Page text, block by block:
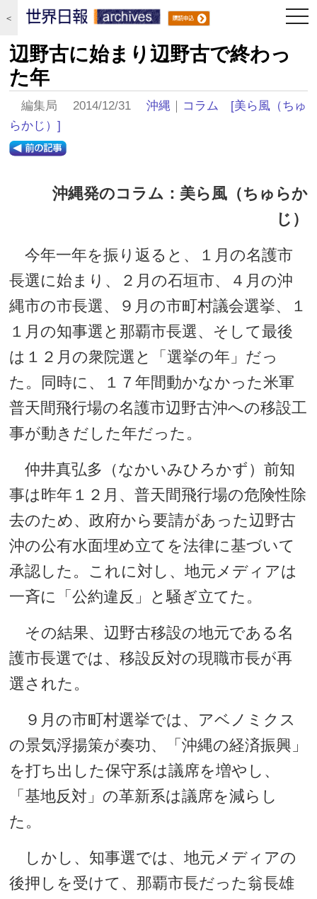
＜
辺野古に始まり辺野古で終わっ
た年
編集局 2014/12/31沖縄 ｜ コラム
[美ら風（ちゅ
らかじ）]
沖縄発のコラム：美ら風（ちゅらか
じ）
今年一年を振り返ると、１月の名護市
長選に始まり、２月の石垣市、４月の沖
縄市の市長選、９月の市町村議会選挙、１
１月の知事選と那覇市長選、そして最後
は１２月の衆院選と「選挙の年」だっ
た。同時に、１７年間動かなかった米軍
普天間飛行場の名護市辺野古沖への移設工
事が動きだした年だった。
仲井真弘多（なかいみひろかず）前知
事は昨年１２月、普天間飛行場の危険性除
去のため、政府から要請があった辺野古
沖の公有水面埋め立てを法律に基づいて
承認した。これに対し、地元メディアは
一斉に「公約違反」と騒ぎ立てた。
その結果、辺野古移設の地元である名
護市長選では、移設反対の現職市長が再
選された。
９月の市町村選挙では、アベノミクス
の景気浮揚策が奏功、「沖縄の経済振興」
を打ち出した保守系は議席を増やし、
「基地反対」の革新系は議席を減らし
た。
しかし、知事選では、地元メディアの
後押しを受けて、那覇市長だった翁長雄